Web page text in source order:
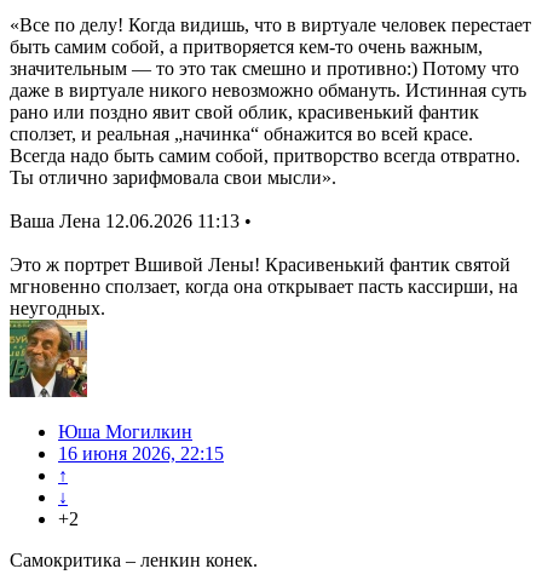
«Все по делу! Когда видишь, что в виртуале человек перестает
быть самим собой, а притворяется кем-то очень важным,
значительным — то это так смешно и противно:) Потому что
даже в виртуале никого невозможно обмануть. Истинная суть
рано или поздно явит свой облик, красивенький фантик
сползет, и реальная „начинка“ обнажится во всей красе.
Всегда надо быть самим собой, притворство всегда отвратно.
Ты отлично зарифмовала свои мысли».
Ваша Лена 12.06.2026 11:13 •
Это ж портрет Вшивой Лены! Красивенький фантик святой
мгновенно сползает, когда она открывает пасть кассирши, на
неугодных.
Юша Могилкин
16 июня 2026, 22:15
↑
↓
+2
Самокритика – ленкин конек.